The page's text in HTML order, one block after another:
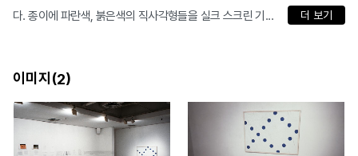
다. 종이에 파란색, 붉은색의 직사각형들을 실크 스크린 기...
더 보기
이미지(2)